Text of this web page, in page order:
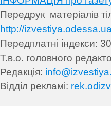
Передрук матеріалів т
http://izvestiya.odessa.ua
Передплатні індекси: 30
Т.в.о. головного
Редакція:
Відділ рекламі: